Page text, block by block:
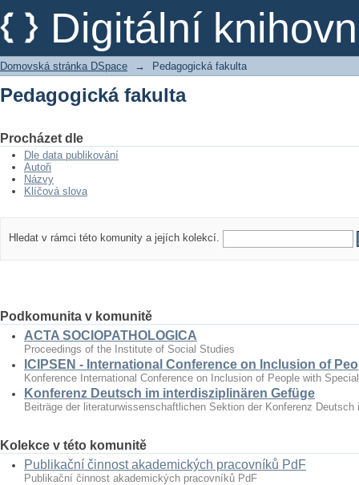
Digitální
Pedagogická fakulta
Domovská stránka DSpace → Pedagogická fakulta
Pedagogická fakulta
Procházet dle
Dle data publikování
Autoři
Názvy
Klíčová slova
Hledat v rámci této komunity a jejích kolekcí.
Podkomunita v komunitě
ACTA SOCIOPATHOLOGICA
Proceedings of the Institute of Social Studies
ICIPSEN - International Conference on Inclusion of
Konference International Conference on Inclusion of People with
Konferenz Deutsch im interdisziplinären Gefüge
Beiträge der literaturwissenschaftlichen Sektion der Konferenz
Kolekce v této komunitě
Publikační činnost akademických pracovníků PdF
Publikační činnost akademických pracovníků PdF